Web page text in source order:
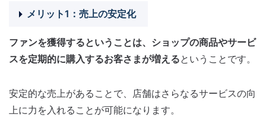
メリット1：売上の安定化
ファンを獲得するということは、ショップの商品やサービ
スを定期的に購入するお客さまが増えるということです。
安定的な売上があることで、店舗はさらなるサービスの向
上に力を入れることが可能になります。